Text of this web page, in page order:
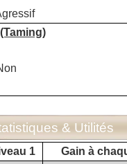
& Utilités
1
Gain à